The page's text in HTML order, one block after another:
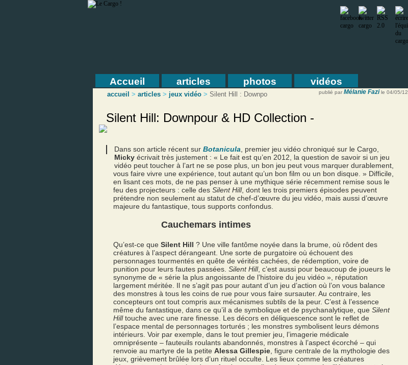
Accueil articles photos vidéos
accueil > articles > jeux vidéo > Silent Hill : Downpo publié par Mélanie Fazi le 04/05/12
Silent Hill: Downpour & HD Collection -
Dans son article récent sur Botanicula , premier jeu vidéo chroniqué sur le Cargo,
Micky écrivait très justement : « Le fait est qu’en 2012, la question de savoir si un jeu
vidéo peut toucher à l’art ne se pose plus, un bon jeu peut vous marquer durablement,
vous faire vivre une expérience, tout autant qu’un bon film ou un bon disque. » Difficile,
en lisant ces mots, de ne pas penser à une mythique série récemment remise sous le
feu des projecteurs : celle des Silent Hill, dont les trois premiers épisodes peuvent
prétendre non seulement au statut de chef-d’œuvre du jeu vidéo, mais aussi d’œuvre
majeure du fantastique, tous supports confondus.
Cauchemars intimes
Qu’est-ce que Silent Hill ? Une ville fantôme noyée dans la brume, où rôdent des
créatures à l’aspect dérangeant. Une sorte de purgatoire où échouent des
personnages tourmentés en quête de vérités cachées, de rédemption, voire de
punition pour leurs fautes passées. Silent Hill, c’est aussi pour beaucoup de joueurs le
synonyme de « série la plus angoissante de l’histoire du jeu vidéo », réputation
largement méritée. Il ne s’agit pas pour autant d’un jeu d’action où l’on vous balance
des monstres à tous les coins de rue pour vous faire sursauter. Au contraire, les
concepteurs ont tout compris aux mécanismes subtils de la peur. C’est à l’essence
même du fantastique, dans ce qu’il a de symbolique et de psychanalytique, que Silent
Hilltouche avec une rare finesse. Les décors en déliquescence sont le reflet de
l’espace mental de personnages torturés ; les monstres symbolisent leurs démons
intérieurs. Voir par exemple, dans le tout premier jeu, l’imagerie médicale
omniprésente – fauteuils roulants abandonnés, monstres à l’aspect écorché – qui
renvoie au martyre de la petite Alessa Gillespie , figure centrale de la mythologie des
jeux, grièvement brûlée lors d’un rituel occulte. Les lieux comme les créatures